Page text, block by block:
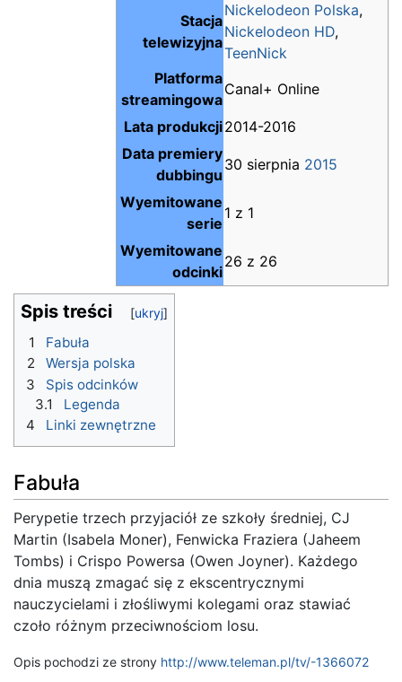
Stacja
telewizyjna
Nickelodeon Polska,
Nickelodeon HD,
TeenNick
Platforma
streamingowa
Canal+ Online
Lata produkcji2014-2016
Data premiery
dubbingu
30 sierpnia 2015
Wyemitowane
serie
1 z 1
Wyemitowane
odcinki
26 z 26
Spis treści
1
Fabuła
2
Wersja polska
3
Spis odcinków
3.1
Legenda
4
Linki zewnętrzne
Fabuła
Perypetie trzech przyjaciół ze szkoły średniej, CJ
Martin (Isabela Moner), Fenwicka Fraziera (Jaheem
Tombs) i Crispo Powersa (Owen Joyner). Każdego
dnia muszą zmagać się z ekscentrycznymi
nauczycielami i złośliwymi kolegami oraz stawiać
czoło różnym przeciwnościom losu.
Opis pochodzi ze strony http://www.teleman.pl/tv/-1366072